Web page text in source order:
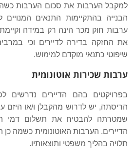
למקבל הערבות את סכום הערבות
הבנייה בהתקיימות התנאים
ערבות חוק מכר הינה רק במידה
את החזקה בדירה לדיירים וכי
שיפוטי כתנאי מוקדם למימוש.
ערבות שכירות אוטונומית
בפרויקטים בהם הדיירים נדרשים
הריסתה, יש לדרוש מהקבלן ו/או היזם
שמטרתה להבטיח את תשלום דמי
הדיירים. הערבות האוטונומית כשמה כן
תלויה בהליך משפטי ותוצאותיו.